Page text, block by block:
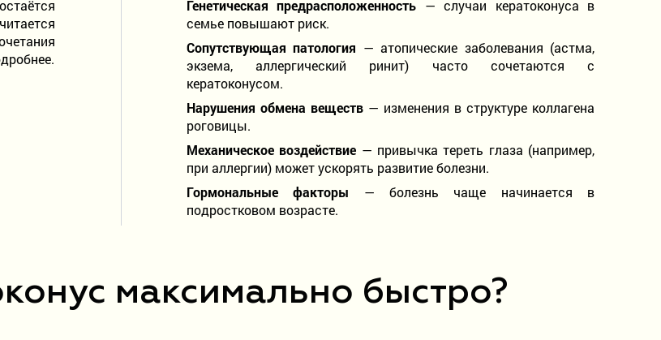
Генетическая предрасположенность — случаи кератоконуса в
семье повышают риск.
Сопутствующая патология — атопические заболевания (астма,
экзема, аллергический ринит) часто сочетаются с
кератоконусом.
Нарушения обмена веществ — изменения в структуре коллагена
роговицы.
Механическое воздействие — привычка тереть глаза (например,
при аллергии) может ускорять развитие болезни.
Гормональные факторы — болезнь чаще начинается в
подростковом возрасте.
максимально быстро?